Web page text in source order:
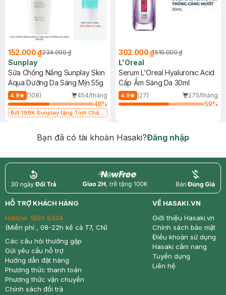
152.000 ₫234.000 ₫
Sunplay
Sữa Chống Nắng Sunplay Skin
Aqua Dưỡng Da Sáng Mịn 55g
4.9 (108)
454/tháng
48%
Bill 199K Sunplay tặng Tinh Chất
302.000 ₫519.000 ₫
L'Oreal
Serum L'Oreal Hyaluronic Acid
Cấp Ẩm Sáng Da 30ml
4.9 (27)
275/tháng
59%
Bạn đã có tài khoản Hasaki?Đăng nhập
return nowfree price
HỖ TRỢ KHÁCH HÀNG
Hotline: 1800 6324
(Miễn phí , 08-22h kể cả T7, CN)
Các câu hỏi thường gặp
Gửi yêu cầu hỗ trợ
Hướng dẫn đặt hàng
Phương thức thanh toán
Phương thức vận chuyển
Chính sách đổi trả
VỀ HASAKI.VN
Giới thiệu Hasaki.vn
Chính sách bảo mật
Điều khoản sử dụng
Hasaki cẩm nang
Tuyển dụng
Liên hệ